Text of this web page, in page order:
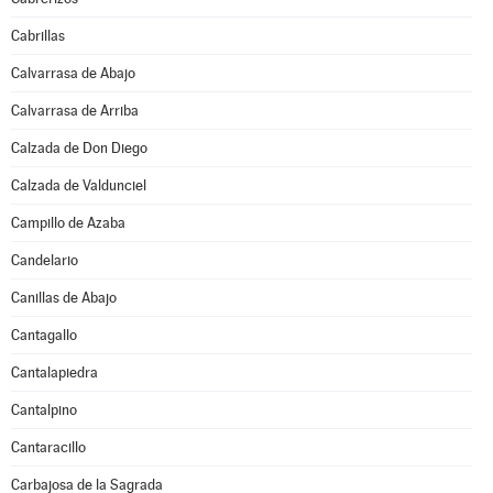
Cabrillas
Calvarrasa de Abajo
Calvarrasa de Arriba
Calzada de Don Diego
Calzada de Valdunciel
Campillo de Azaba
Candelario
Canillas de Abajo
Cantagallo
Cantalapiedra
Cantalpino
Cantaracillo
Carbajosa de la Sagrada